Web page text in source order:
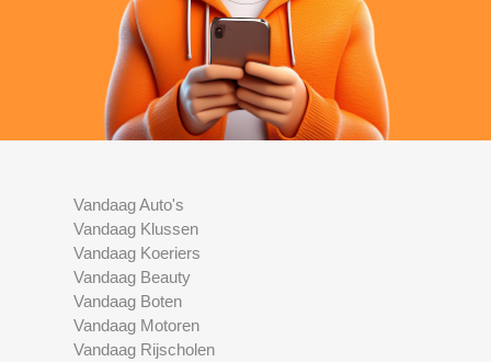
Vandaag Auto's
Vandaag Klussen
Vandaag Koeriers
Vandaag Beauty
Vandaag Boten
Vandaag Motoren
Vandaag Rijscholen